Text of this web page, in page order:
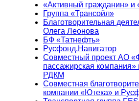
«Активный гражданин» и
Группа «Трансойл»
Благотворительная
Олега Леонова
БФ «Татнефть»
Русфонд.Навигатор
Совместный проект АО
пассажирская
РДКМ
Совместная
компании «Ютека» и